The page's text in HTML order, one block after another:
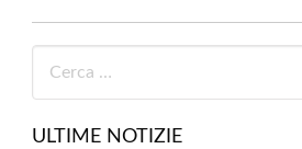
ULTIME NOTIZIE